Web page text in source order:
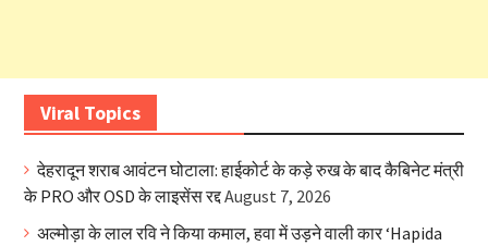
Viral Topics
देहरादून शराब आवंटन घोटाला: हाईकोर्ट के कड़े रुख के बाद कैबिनेट मंत्री
के PRO और OSD के लाइसेंस रद्दAugust 7, 2026
अल्मोड़ा के लाल रवि ने किया कमाल, हवा में उड़ने वाली कार ‘Hapida